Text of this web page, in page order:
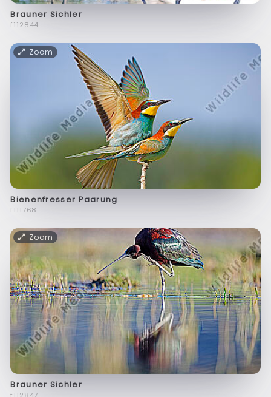
Brauner Sichler
f112844
Zoom
Bienenfresser Paarung
f111768
Zoom
Brauner Sichler